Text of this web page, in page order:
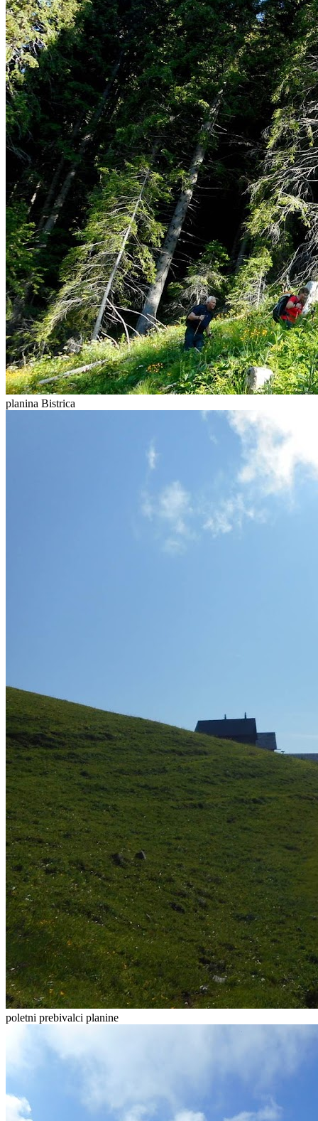
planina Bistrica
poletni prebivalci planine